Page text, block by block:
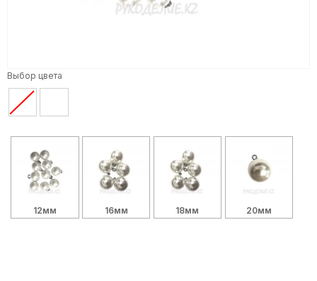
Выбор цвета
12мм 16мм 18мм 20мм